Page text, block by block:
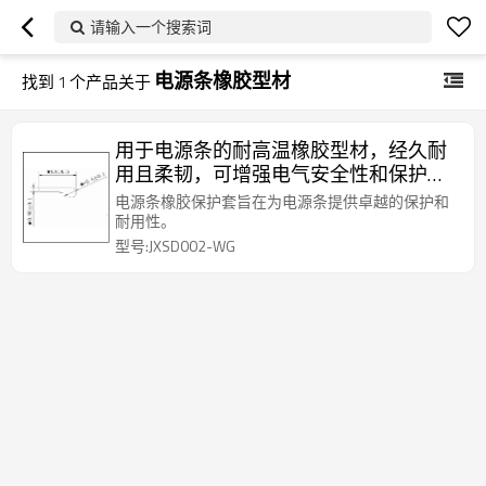
请输入一个搜索词
找到 1 个产品关于 电源条橡胶型材
用于电源条的耐高温橡胶型材，经久耐
用且柔韧，可增强电气安全性和保护
性。
电源条橡胶保护套旨在为电源条提供卓越的保护和
耐用性。
型号:JXSD002-WG